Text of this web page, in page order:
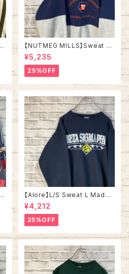
【NUTMEG MILLS】Sweat XL
Made in USA 90s “UNIVER
SITY OF TENNESSEE” vinta
ge ナツメグミルズ カレッジモノ
カレッジロゴ テネシー大学 スウ
ェット トレーナー ヴィンテージ
アメリカ USA 古着
¥5,235
25%OFF
【Alore】L/S Sweat L Made i
n USA 90s 社交クラブ プロモ
ーション スウェット トレーナー
USA製 vintage ヴィンテージ
アメリカ USA 古着
¥4,212
35%OFF